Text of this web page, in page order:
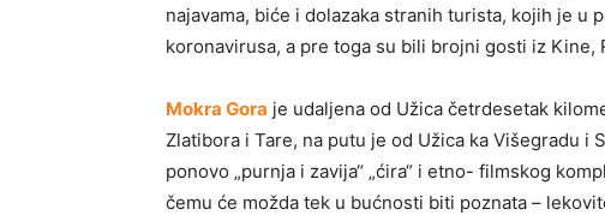
najavama, biće i dolazaka stranih turista, kojih je u
koronavirusa, a pre toga su bili brojni gosti iz Kine,
Mokra Gora je udaljena od Užica četrdesetak
Zlatibora i Tare, na putu je od Užica ka Višegradu i
ponovo „purnja i zavija“ „ćira“ i etno- filmskog
čemu će možda tek u bućnosti biti poznata –